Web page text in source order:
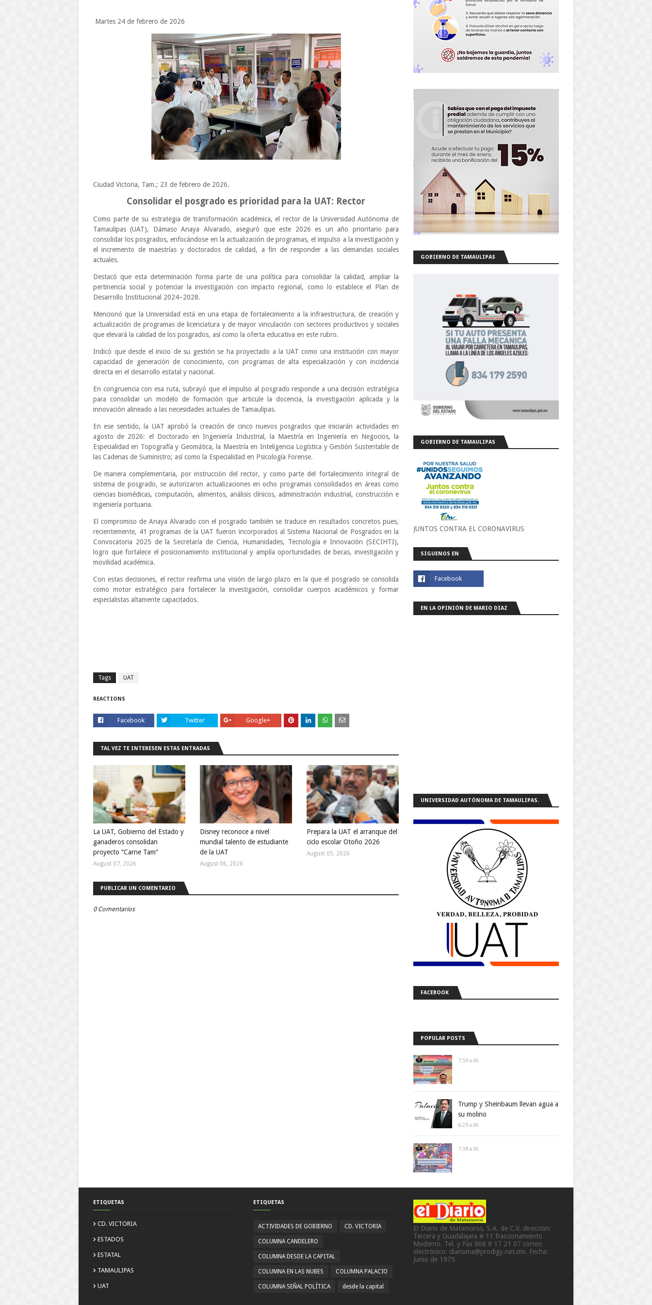
Martes 24 de febrero de 2026
Ciudad Victoria, Tam.; 23 de febrero de 2026.
Consolidar el posgrado es prioridad para la UAT: Rector
Como parte de su estrategia de transformación académica, el rector de la Universidad Autónoma de
Tamaulipas (UAT), Dámaso Anaya Alvarado, aseguró que este 2026 es un año prioritario para
consolidar los posgrados, enfocándose en la actualización de programas, el impulso a la investigación y
el incremento de maestrías y doctorados de calidad, a fin de responder a las demandas sociales
actuales.
Destacó que esta determinación forma parte de una política para consolidar la calidad, ampliar la
pertinencia social y potenciar la investigación con impacto regional, como lo establece el Plan de
Desarrollo Institucional 2024–2028.
Mencionó que la Universidad está en una etapa de fortalecimiento a la infraestructura, de creación y
actualización de programas de licenciatura y de mayor vinculación con sectores productivos y sociales
que elevará la calidad de los posgrados, así como la oferta educativa en este rubro.
Indicó que desde el inicio de su gestión se ha proyectado a la UAT como una institución con mayor
capacidad de generación de conocimiento, con programas de alta especialización y con incidencia
directa en el desarrollo estatal y nacional.
En congruencia con esa ruta, subrayó que el impulso al posgrado responde a una decisión estratégica
para consolidar un modelo de formación que articule la docencia, la investigación aplicada y la
innovación alineado a las necesidades actuales de Tamaulipas.
En ese sentido, la UAT aprobó la creación de cinco nuevos posgrados que iniciarán actividades en
agosto de 2026: el Doctorado en Ingeniería Industrial, la Maestría en Ingeniería en Negocios, la
Especialidad en Topografía y Geomática, la Maestría en Inteligencia Logística y Gestión Sustentable de
las Cadenas de Suministro; así como la Especialidad en Psicología Forense.
De manera complementaria, por instrucción del rector, y como parte del fortalecimiento integral de
sistema de posgrado, se autorizaron actualizaciones en ocho programas consolidados en áreas como
ciencias biomédicas, computación, alimentos, análisis clínicos, administración industrial, construcción e
ingeniería portuaria.
El compromiso de Anaya Alvarado con el posgrado también se traduce en resultados concretos pues,
recientemente, 41 programas de la UAT fueron incorporados al Sistema Nacional de Posgrados en la
Convocatoria 2025 de la Secretaría de Ciencia, Humanidades, Tecnología e Innovación (SECIHTI),
logro que fortalece el posicionamiento institucional y amplía oportunidades de becas, investigación y
movilidad académica.
Con estas decisiones, el rector reafirma una visión de largo plazo en la que el posgrado se consolida
como motor estratégico para fortalecer la investigación, consolidar cuerpos académicos y formar
especialistas altamente capacitados.
Tags UAT
REACTIONS
Facebook Twitter Google+
TAL VEZ TE INTERESEN ESTAS ENTRADAS
La UAT, Gobierno del Estado y
ganaderos consolidan
proyecto “Carne Tam”
August 07, 2026
Disney reconoce a nivel
mundial talento de estudiante
de la UAT
August 06, 2026
Prepara la UAT el arranque del
ciclo escolar Otoño 2026
August 05, 2026
PUBLICAR UN COMENTARIO
0 Comentarios
GOBIERNO DE TAMAULIPAS
GOBIERNO DE TAMAULIPAS
JUNTOS CONTRA EL CORONAVIRUS
SIGUENOS EN
EN LA OPINIÓN DE MARIO DIAZ
UNIVERSIDAD AUTÓNOMA DE TAMAULIPAS.
FACEBOOK
POPULAR POSTS
7:59 A.m.
Trump y Sheinbaum llevan agua a
su molino
6:29 A.m.
7:38 A.m.
ETIQUETAS
CD. VICTORIA
ESTADOS
ESTATAL
TAMAULIPAS
UAT
ETIQUETAS
ACTIVIDADES DE GOBIERNO CD. VICTORIA
COLUMNA CANDELERO
COLUMNA DESDE LA CAPITAL
COLUMNA EN LAS NUBES COLUMNA PALACIO
COLUMNA SEÑAL POLÍTICA desde la capital
El Diario de Matamoros, S.A. de C.V. dirección:
Tercera y Guadalajara # 11 fraccionamiento
Moderno. Tel. y Fax 868 8 17 21 07 correo
electrónico: diarioma@prodigy.net.mx. Fecha:
Junio de 1975.